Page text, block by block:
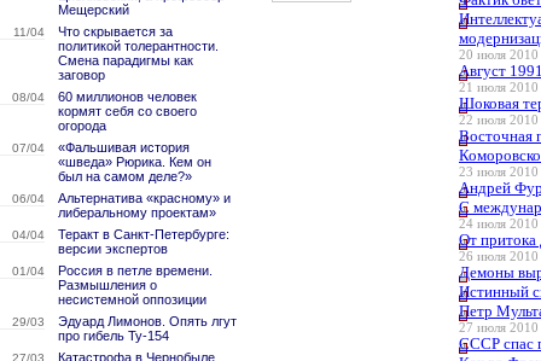
Мещерский
11/04
Что скрывается за
политикой толерантности.
Смена парадигмы как
заговор
08/04
60 миллионов человек
кормят себя со своего
огорода
07/04
«Фальшивая история
«шведа» Рюрика. Кем он
был на самом деле?»
06/04
Альтернатива «красному» и
либеральному проектам»
04/04
Теракт в Санкт-Петербурге:
версии экспертов
01/04
Россия в петле времени.
Размышления о
несистемной оппозиции
29/03
Эдуард Лимонов. Опять лгут
про гибель Ту-154
27/03
Катастрофа в Чернобыле
20 июля 2010
Август
21 июля 2010
Шоковая
22 июля 2010
Восточная
23 июля 2010
Андрей
С
24 июля 2010
От притока
26 июля 2010
Демоны
Истинный
Петр
27 июля 2010
СССР спас